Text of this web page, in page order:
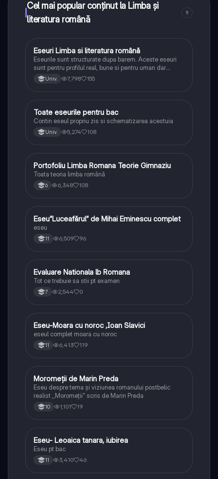
Cel mai popular conținut la Limba și
literatura română
9
Limba și literatura română
Eseuri Limba si literatura română
Eseurile sunt structurate dupa barem. Aceste eseuri
sunt pentru profilul real, bune si pentru uman dar
lipsesc relatiile dintre personaje si caracrerizarile.
Univ. 7,798 155
Limba și literatura română
Toate eseurile pentru bac
Contin eseul propriu zis si schematizarea acestuia
Univ. 5,274 108
Limba și literatura română
Portofoliu Limba Romana Teorie Gimnaziu
Toata teoria limba română
6 6,348 108
Limba și literatura română
Eseu”Luceafărul” de Mihai Eminescu complet
eseu
11 6,509 96
Limba și literatura română
Evaluare Nationala lb Romana
Tot ce trebuie sa stii pt examen
7 2,544 0
Limba și literatura română
Eseu-Moara cu noroc ,Ioan Slavici
eseul complet moara cu noroc
11 6,413 119
Limba și literatura română
Moromeții de Marin Preda
Eseu despre tema și viziunea romanului postbelic
realist ,,Moromeții" scris de Marin Preda
10 1,101 19
Limba și literatura română
Eseu- Leoaica tanara, iubirea
Eseu pt bac
11 3,410 46